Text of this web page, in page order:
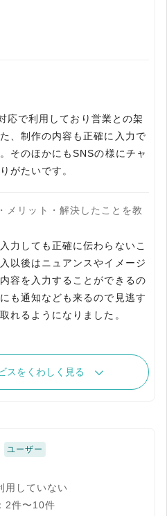
応で利用しており営業との架
、制作の内容も正確に入力で
そのほかにもSNSの様にチャ
がたいです。
メリット・解決したことを教
力しても正確に伝わらないこ
以後はニュアンスやイメージ
容を入力することができるの
も通知なども来るので見逃す
れるようになりました。
スをくわしく見る
ユーザー
用していない
2件〜10件